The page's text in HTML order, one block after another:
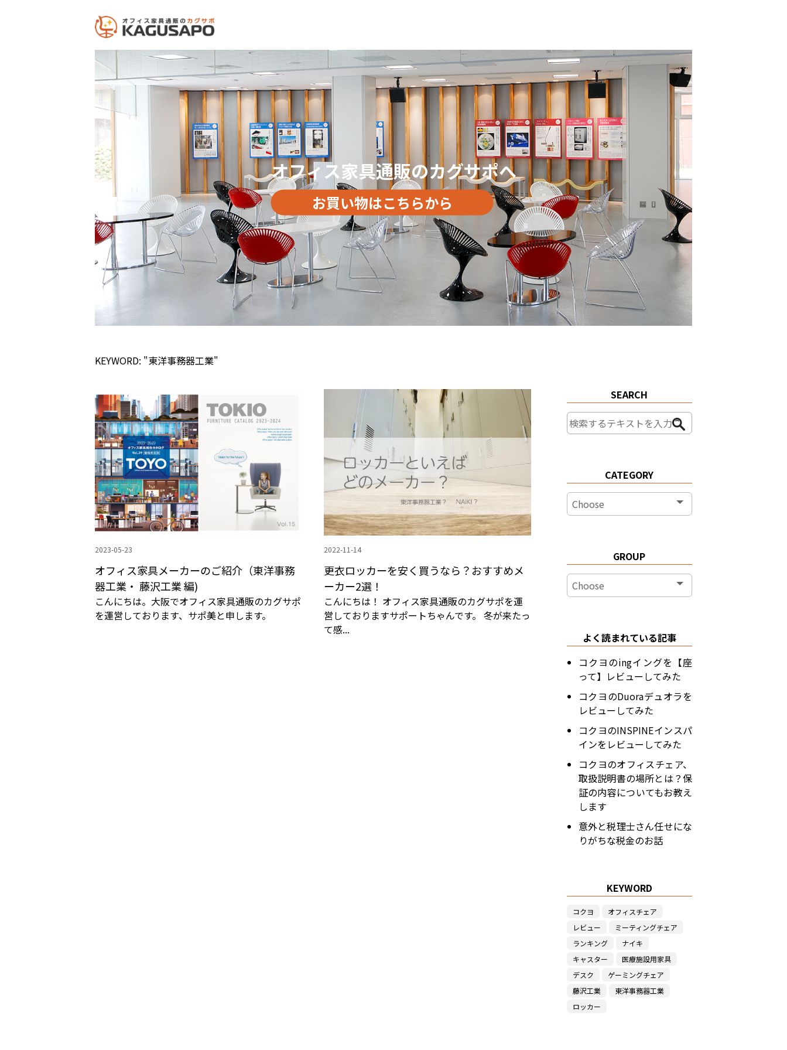
オフィス家具通販のカグサポへ
お買い物はこちらから
KEYWORD: "東洋事務器工業"
2023-05-23
オフィス家具メーカーのご紹介（東洋事務
器工業・ 藤沢工業 編)
こんにちは。大阪でオフィス家具通販のカグサポ
を運営しております、サポ美と申します。
2022-11-14
更衣ロッカーを安く買うなら？おすすめメ
ーカー2選！
こんにちは！ オフィス家具通販のカグサポを運
営しておりますサポートちゃんです。 冬が来たっ
て感...
SEARCH
CATEGORY
GROUP
よく読まれている記事
コクヨのingイングを【座
って】レビューしてみた
コクヨのDuoraデュオラを
レビューしてみた
コクヨのINSPINEインスパ
インをレビューしてみた
コクヨのオフィスチェア、
取扱説明書の場所とは？保
証の内容についてもお教え
します
意外と税理士さん任せにな
りがちな税金のお話
KEYWORD
コクヨ
オフィスチェア
レビュー
ミーティングチェア
ランキング
ナイキ
キャスター
医療施設用家具
デスク
ゲーミングチェア
藤沢工業
東洋事務器工業
ロッカー